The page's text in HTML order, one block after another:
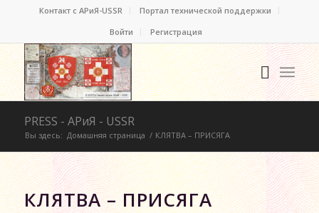
Контакт c АРиЯ-USSR
Портал технической поддержки
Войти
Регистрация
PRESS - АРиЯ - USSR
Вы здесь: Домашняя страница / КЛЯТВА – ПРИСЯГА
КЛЯТВА – ПРИСЯГА